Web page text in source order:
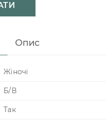
Опис
Жіночі
Б/В
Так